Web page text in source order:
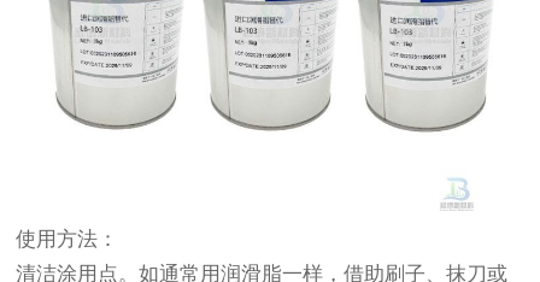
使用方法：
清洁涂用点。如通常用润滑脂一样，借助刷子、抹刀或